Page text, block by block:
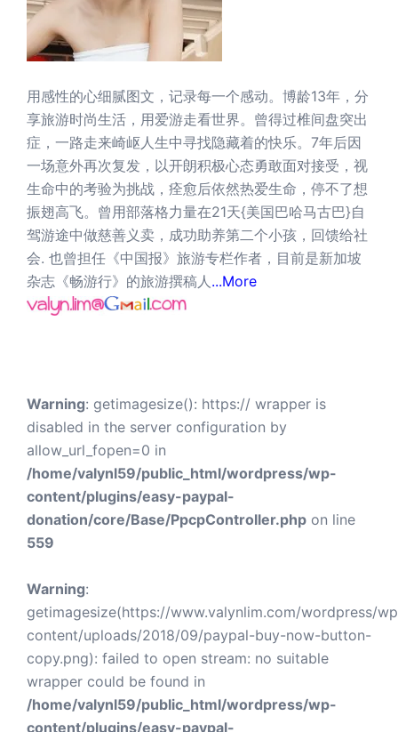
用感性的心细腻图文，记录每一个感动。博龄13年，分
享旅游时尚生活，用爱游走看世界。曾得过椎间盘突出
症，一路走来崎岖人生中寻找隐藏着的快乐。7年后因
一场意外再次复发，以开朗积极心态勇敢面对接受，视
生命中的考验为挑战，痊愈后依然热爱生命，停不了想
振翅高飞。曾用部落格力量在21天{美国巴哈马古巴}自
驾游途中做慈善义卖，成功助养第二个小孩，回馈给社
会. 也曾担任《中国报》旅游专栏作者，目前是新加坡
杂志《畅游行》的旅游撰稿人 ...More
Warning: getimagesize(): https:// wrapper is
disabled in the server configuration by
allow_url_fopen=0 in
/home/valynl59/public_html/wordpress/wp-
content/plugins/easy-paypal-
donation/core/Base/PpcpController.php on line
559
Warning:
getimagesize(https://www.valynlim.com/wordpress/
content/uploads/2018/09/paypal-buy-now-button-
copy.png): failed to open stream: no suitable
wrapper could be found in
/home/valynl59/public_html/wordpress/wp-
content/plugins/easy-paypal-